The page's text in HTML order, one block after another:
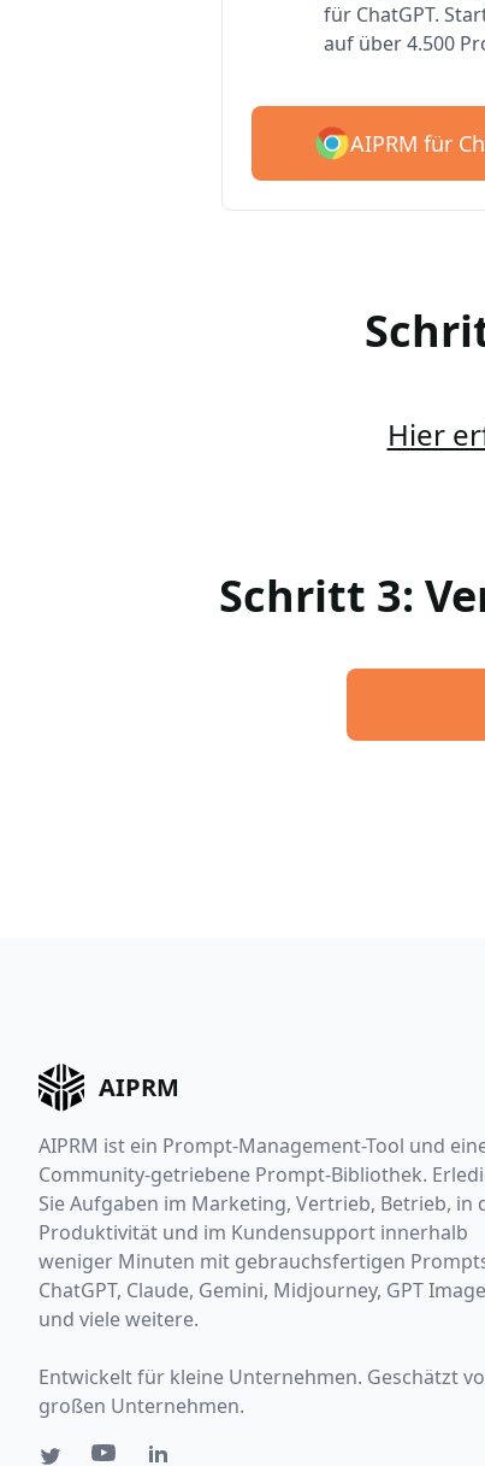
für ChatGPT.
auf über 4.500
AIPRM für
Hier
Schritt 3:
AIPRM
AIPRM ist ein Prompt-Management-Tool und
Community-getriebene Prompt-Bibliothek.
Sie Aufgaben im Marketing, Vertrieb, Betrieb, in
Produktivität und im Kundensupport innerhalb
weniger Minuten mit gebrauchsfertigen
ChatGPT, Claude, Gemini, Midjourney, GPT Image
und viele weitere.
Entwickelt für kleine Unternehmen. Geschätzt
großen Unternehmen.